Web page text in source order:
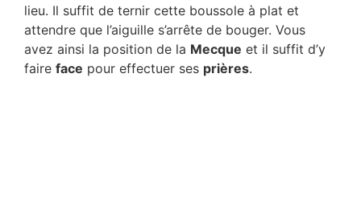
lieu. Il suffit de ternir cette boussole à plat et
attendre que l’aiguille s’arrête de bouger. Vous
avez ainsi la position de la Mecque et il suffit d’y
faire face pour effectuer ses prières.